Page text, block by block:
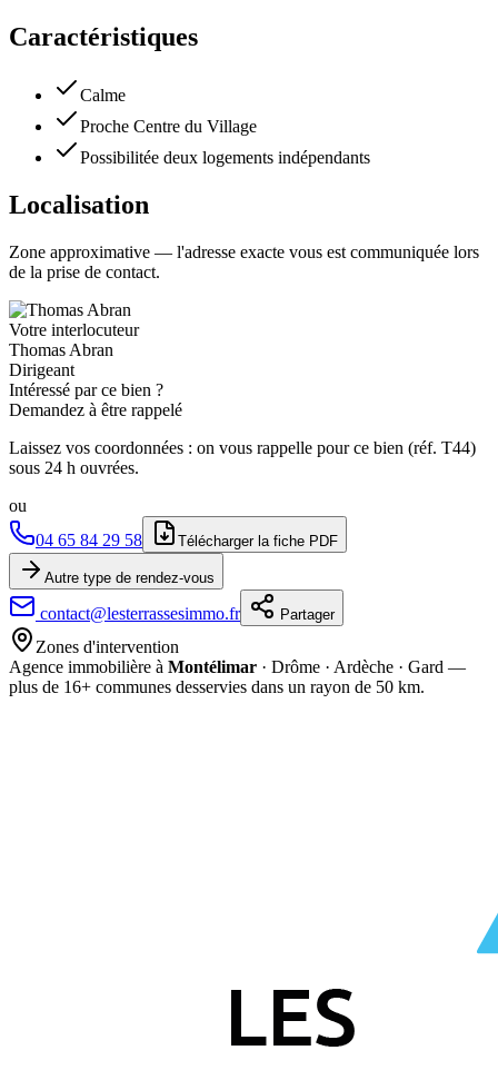
Caractéristiques
Calme
Proche Centre du Village
Possibilitée deux logements indépendants
Localisation
Zone approximative — l'adresse exacte vous est communiquée lors
de la prise de contact.
Votre interlocuteur
Thomas Abran
Dirigeant
Intéressé par ce bien ?
Demandez à être rappelé
Laissez vos coordonnées : on vous rappelle pour ce bien (réf. T44)
sous 24 h ouvrées.
ou
04 65 84 29 58
Télécharger la fiche PDF
Autre type de rendez-vous
contact@lesterrassesimmo.fr Partager
Zones d'intervention
Agence immobilière à Montélimar · Drôme · Ardèche · Gard —
plus de 16+ communes desservies dans un rayon de 50 km.